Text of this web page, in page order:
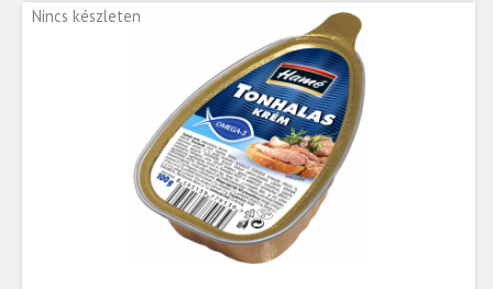
Nincs készleten